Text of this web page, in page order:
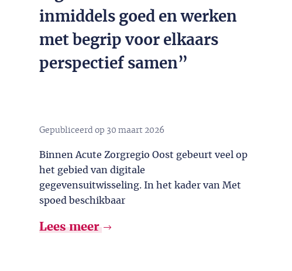
inmiddels goed en werken
met begrip voor elkaars
perspectief samen”
Gepubliceerd op 30 maart 2026
Binnen Acute Zorgregio Oost gebeurt veel op
het gebied van digitale
gegevensuitwisseling. In het kader van Met
spoed beschikbaar
Lees meer